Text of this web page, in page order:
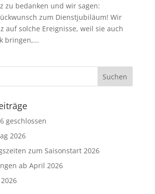
zu bedanken und wir sagen:
zum Dienstjubiläum! Wir
auf solche Ereignisse, weil sie auch
bringen,...
geschlossen
2026
zum Saisonstart 2026
ab April 2026